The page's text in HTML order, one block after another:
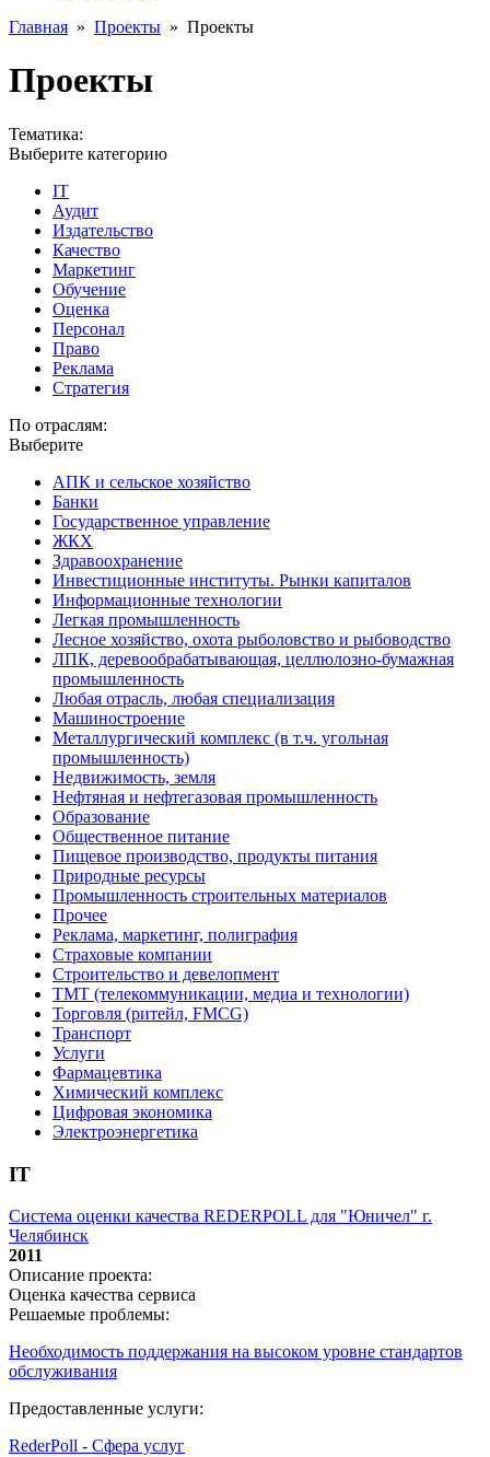
Главная » Проекты » Проекты
Проекты
Тематика:
Выберите категорию
IT
Аудит
Издательство
Качество
Маркетинг
Обучение
Оценка
Персонал
Право
Реклама
Стратегия
По отраслям:
Выберите
АПК и сельское хозяйство
Банки
Государственное управление
ЖКХ
Здравоохранение
Инвестиционные институты. Рынки капиталов
Информационные технологии
Легкая промышленность
Лесное хозяйство, охота рыболовство и рыбоводство
ЛПК, деревообрабатывающая, целлюлозно-бумажная
промышленность
Любая отрасль, любая специализация
Машиностроение
Металлургический комплекс (в т.ч. угольная
промышленность)
Недвижимость, земля
Нефтяная и нефтегазовая промышленность
Образование
Общественное питание
Пищевое производство, продукты питания
Природные ресурсы
Промышленность строительных материалов
Прочее
Реклама, маркетинг, полиграфия
Страховые компании
Строительство и девелопмент
ТМТ (телекоммуникации, медиа и технологии)
Торговля (ритейл, FMCG)
Транспорт
Услуги
Фармацевтика
Химический комплекс
Цифровая экономика
Электроэнергетика
IT
Система оценки качества REDERPOLL для "Юничел" г.
Челябинск
2011
Описание проекта:
Оценка качества сервиса
Решаемые проблемы:
Необходимость поддержания на высоком уровне стандартов
обслуживания
Предоставленные услуги:
RederPoll - Сфера услуг